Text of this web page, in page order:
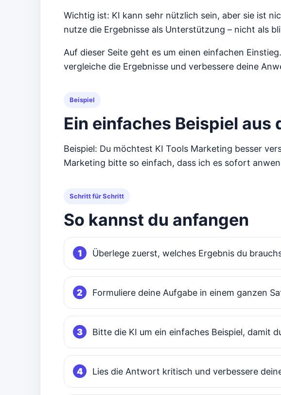
Wichtig ist: KI kann sehr nützlich sein, aber sie ist
nutze die Ergebnisse als Unterstützung – nicht als
Auf dieser Seite geht es um einen einfachen
vergleiche die Ergebnisse und verbessere deine
Beispiel
Ein einfaches Beispiel aus
Beispiel: Du möchtest KI Tools Marketing besser
Marketing bitte so einfach, dass ich es sofort
Schritt für Schritt
So kannst du anfangen
Überlege zuerst, welches Ergebnis du
Formuliere deine Aufgabe in einem ganzen
Bitte die KI um ein einfaches Beispiel, damit
Lies die Antwort kritisch und verbessere